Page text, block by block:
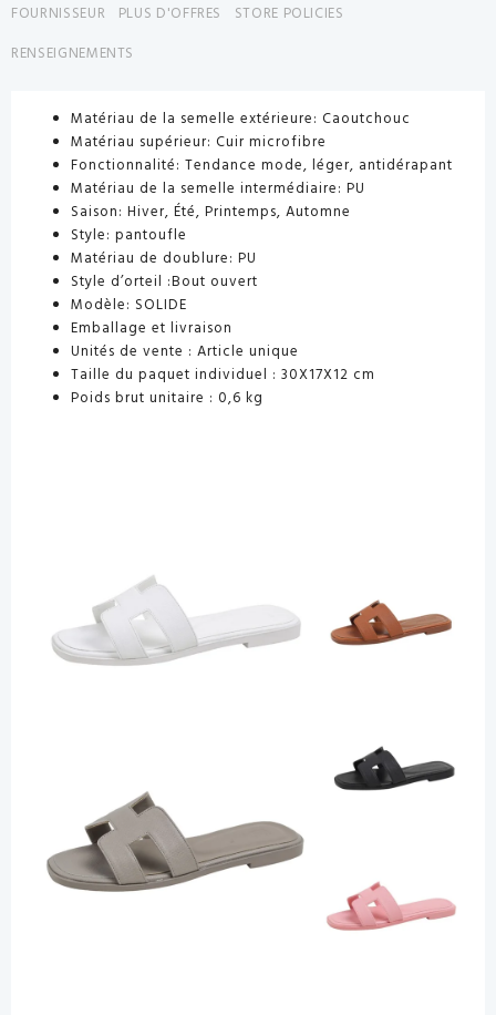
FOURNISSEUR
PLUS D'OFFRES
STORE POLICIES
RENSEIGNEMENTS
Matériau de la semelle extérieure: Caoutchouc
Matériau supérieur: Cuir microfibre
Fonctionnalité: Tendance mode, léger, antidérapant
Matériau de la semelle intermédiaire: PU
Saison: Hiver, Été, Printemps, Automne
Style: pantoufle
Matériau de doublure: PU
Style d’orteil :Bout ouvert
Modèle: SOLIDE
Emballage et livraison
Unités de vente : Article unique
Taille du paquet individuel : 30X17X12 cm
Poids brut unitaire : 0,6 kg